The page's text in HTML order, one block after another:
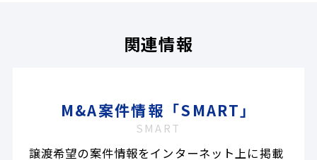
関連情報
M&A案件情報「SMART」
SMART
譲渡希望の案件情報をインターネット上に掲載